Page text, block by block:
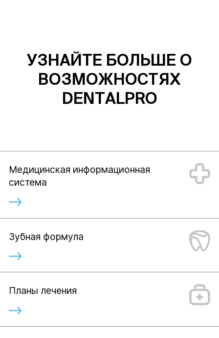
УЗНАЙТЕ БОЛЬШЕ О
ВОЗМОЖНОСТЯХ
DENTALPRO
Медицинская информационная
система
Зубная формула
Планы лечения